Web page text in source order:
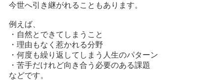
今世へ引き継がれることもあります。
例えば、
・自然とできてしまうこと
・理由もなく惹かれる分野
・何度も繰り返してしまう人生のパターン
・苦手だけれど向き合う必要のある課題
などです。